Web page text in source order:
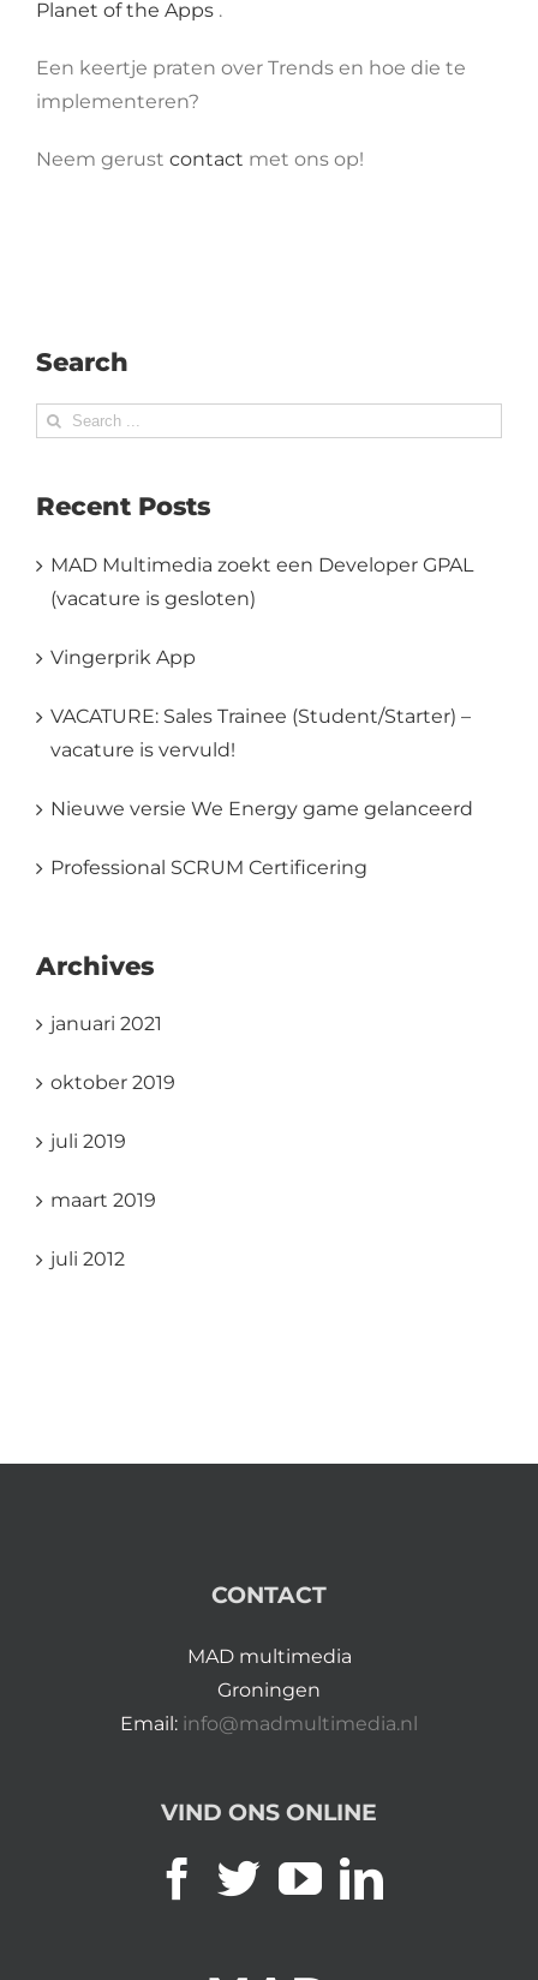
Planet of the Apps .
Een keertje praten over Trends en hoe die te
implementeren?
Neem gerust contact met ons op!
Search
Search
Recent Posts
MAD Multimedia zoekt een Developer GPAL
(vacature is gesloten)
Vingerprik App
VACATURE: Sales Trainee (Student/Starter) –
vacature is vervuld!
Nieuwe versie We Energy game gelanceerd
Professional SCRUM Certificering
Archives
januari 2021
oktober 2019
juli 2019
maart 2019
juli 2012
CONTACT
MAD multimedia
Groningen
Email: info@madmultimedia.nl
VIND ONS ONLINE